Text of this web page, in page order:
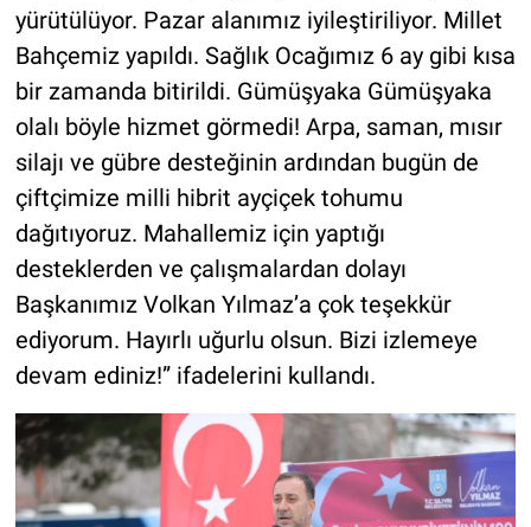
yürütülüyor. Pazar alanımız iyileştiriliyor. Millet
Bahçemiz yapıldı. Sağlık Ocağımız 6 ay gibi kısa
bir zamanda bitirildi. Gümüşyaka Gümüşyaka
olalı böyle hizmet görmedi! Arpa, saman, mısır
silajı ve gübre desteğinin ardından bugün de
çiftçimize milli hibrit ayçiçek tohumu
dağıtıyoruz. Mahallemiz için yaptığı
desteklerden ve çalışmalardan dolayı
Başkanımız Volkan Yılmaz’a çok teşekkür
ediyorum. Hayırlı uğurlu olsun. Bizi izlemeye
devam ediniz!” ifadelerini kullandı.